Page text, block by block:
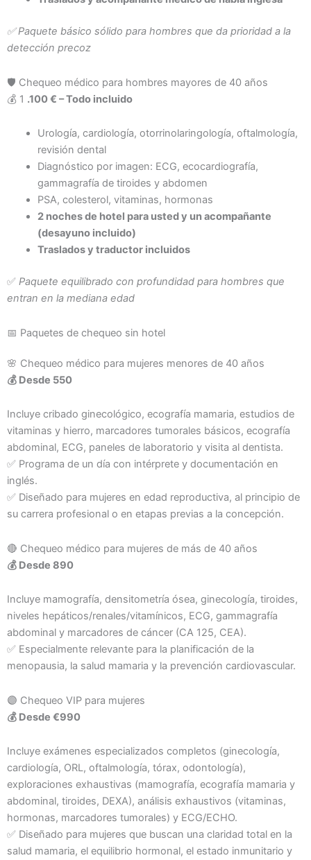
✅ Paquete básico sólido para hombres que da prioridad a la
detección precoz
🛡 Chequeo médico para hombres mayores de 40 años
💰 1 .100 € – Todo incluido
Urología, cardiología, otorrinolaringología, oftalmología,
revisión dental
Diagnóstico por imagen: ECG, ecocardiografía,
gammagrafía de tiroides y abdomen
PSA, colesterol, vitaminas, hormonas
2 noches de hotel para usted y un acompañante
(desayuno incluido)
Traslados y traductor incluidos
✅ Paquete equilibrado con profundidad para hombres que
entran en la mediana edad
📅 Paquetes de chequeo sin hotel
🌸 Chequeo médico para mujeres menores de 40 años
💰 Desde 550
Incluye cribado ginecológico, ecografía mamaria, estudios de
vitaminas y hierro, marcadores tumorales básicos, ecografía
abdominal, ECG, paneles de laboratorio y visita al dentista.
✅ Programa de un día con intérprete y documentación en
inglés.
✅ Diseñado para mujeres en edad reproductiva, al principio de
su carrera profesional o en etapas previas a la concepción.
🔴 Chequeo médico para mujeres de más de 40 años
💰 Desde 890
Incluye mamografía, densitometría ósea, ginecología, tiroides,
niveles hepáticos/renales/vitamínicos, ECG, gammagrafía
abdominal y marcadores de cáncer (CA 125, CEA).
✅ Especialmente relevante para la planificación de la
menopausia, la salud mamaria y la prevención cardiovascular.
🟣 Chequeo VIP para mujeres
💰 Desde €990
Incluye exámenes especializados completos (ginecología,
cardiología, ORL, oftalmología, tórax, odontología),
exploraciones exhaustivas (mamografía, ecografía mamaria y
abdominal, tiroides, DEXA), análisis exhaustivos (vitaminas,
hormonas, marcadores tumorales) y ECG/ECHO.
✅ Diseñado para mujeres que buscan una claridad total en la
salud mamaria, el equilibrio hormonal, el estado inmunitario y